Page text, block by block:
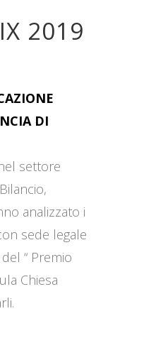
2019
DI
settore
analizzato i
sede legale
“ Premio
Chiesa